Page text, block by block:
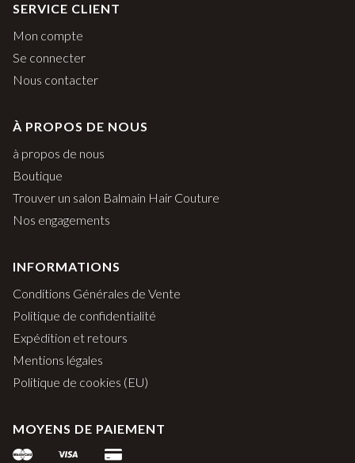
SERVICE CLIENT
Mon compte
Se connecter
Nous contacter
À PROPOS DE NOUS
à propos de nous
Boutique
Trouver un salon Balmain Hair Couture
Nos engagements
INFORMATIONS
Conditions Générales de Vente
Politique de confidentialité
Expédition et retours
Mentions légales
Politique de cookies (EU)
MOYENS DE PAIEMENT